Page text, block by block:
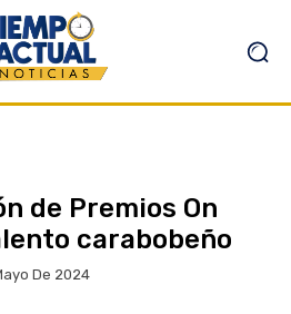
de Premios On
carabobeño
De 2024